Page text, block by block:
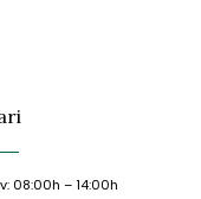
08:00h – 14:00h